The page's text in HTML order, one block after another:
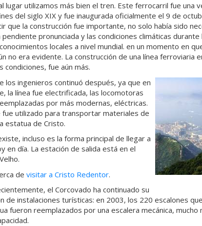
lugar utilizamos más bien el tren. Este ferrocarril fue una
del siglo XIX y fue inaugurada oficialmente el 9 de
que la construcción fue importante, no solo había sido
pronunciada y las condiciones climáticas
locales a nivel mundial. en un momento en
no era evidente. La construcción de una línea ferroviaria
condiciones, fue aún más.
los ingenieros continuó después, ya que en
la línea fue electrificada, las locomotoras
por más modernas, eléctricas.
fue utilizado para transportar materiales de
estatua de Cristo.
incluso es la forma principal de llegar a
en día. La estación de salida está en el
de visitar a Cristo Redentor.
el Corcovado ha continuado su
de instalaciones turísticas: en 2003, los 220 escalones
fueron reemplazados por una escalera mecánica,